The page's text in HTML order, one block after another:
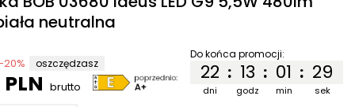
neutralna
20% oszczędzasz
brutto
Do końca promocji:
:
dni
22 :
godz
13 :
min
01
sek
29